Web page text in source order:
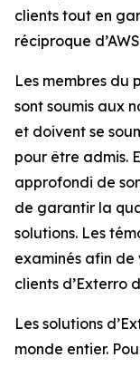
clients tout en
réciproque
Les membres du
sont soumis aux
et doivent se
pour être admis.
approfondi de
de garantir la
solutions. Les
examinés afin de
clients d’Exterro
Les solutions
monde entier.